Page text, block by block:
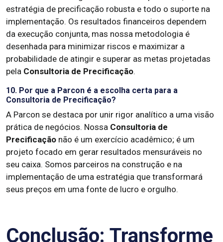
estratégia de precificação robusta e todo o suporte na
implementação. Os resultados financeiros dependem
da execução conjunta, mas nossa metodologia é
desenhada para minimizar riscos e maximizar a
probabilidade de atingir e superar as metas projetadas
pela Consultoria de Precificação.
10. Por que a Parcon é a escolha certa para a
Consultoria de Precificação?
A Parcon se destaca por unir rigor analítico a uma visão
prática de negócios. Nossa Consultoria de
Precificação não é um exercício acadêmico; é um
projeto focado em gerar resultados mensuráveis no
seu caixa. Somos parceiros na construção e na
implementação de uma estratégia que transformará
seus preços em uma fonte de lucro e orgulho.
Conclusão: Transforme